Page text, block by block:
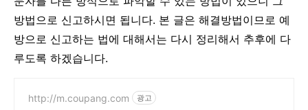
방법으로 신고하시면 됩니다. 본 글은 해결방법이므로 예
방으로 신고하는 법에 대해서는 다시 정리해서 추후에 다
루도록 하겠습니다.
http://m.coupang.com 광고